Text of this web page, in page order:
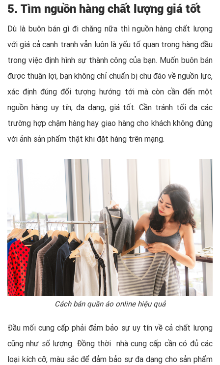
5. Tìm nguồn hàng chất lượng giá tốt
Dù là buôn bán gì đi chăng nữa thì nguồn hàng chất lượng
với giá cả cạnh tranh vẫn luôn là yếu tố quan trọng hàng đầu
trong việc định hình sự thành công của bạn. Muốn buôn bán
được thuận lợi, bạn không chỉ chuẩn bị chu đáo về nguồn lực,
xác định đúng đối tượng hướng tới mà còn cần đến một
nguồn hàng uy tín, đa dạng, giá tốt. Cần tránh tối đa các
trường hợp chậm hàng hay giao hàng cho khách không đúng
với ảnh sản phẩm thật khi đặt hàng trên mạng.
Cách bán quần áo online hiệu quả
Đầu mối cung cấp phải đảm bảo sự uy tín về cả chất lượng
cũng như số lượng. Đồng thời nhà cung cấp cần có đủ các
loại kích cỡ, màu sắc để đảm bảo sự đa dạng cho sản phẩm